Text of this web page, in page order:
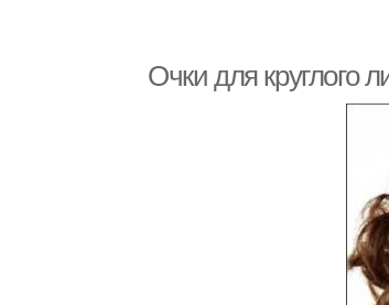
Очки для круглого